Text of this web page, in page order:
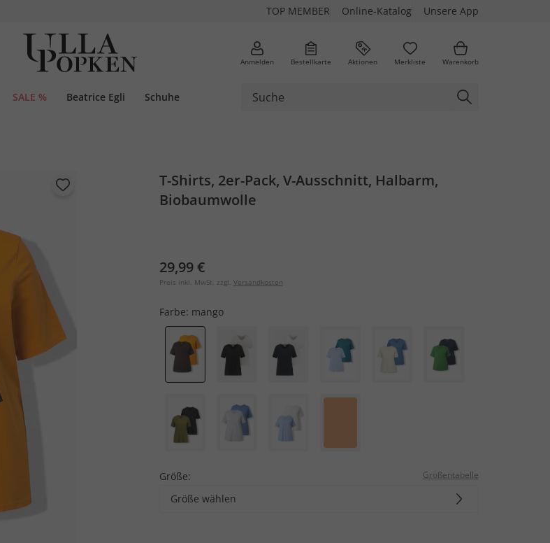
TOP MEMBER Online-Katalog Unsere App
Anmelden Bestellkarte Aktionen Merkliste Warenkorb
SALE % Beatrice Egli Schuhe
T-Shirts, 2er-Pack, V-Ausschnitt, Halbarm,
Biobaumwolle
29,99 €
Preis inkl. MwSt. zzgl. Versandkosten
Farbe: mango
Größe: Größentabelle
Größe wählen